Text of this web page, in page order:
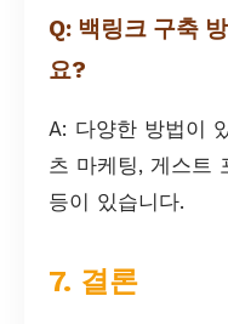
Q: 백링크 구축
요?
A: 다양한 방법이
츠 마케팅, 게스트
등이 있습니다.
7. 결론